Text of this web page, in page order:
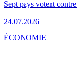
Sept pays votent
24.07.2026
ÉCONOMIE